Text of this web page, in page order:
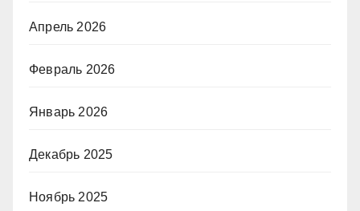
Апрель 2026
Февраль 2026
Январь 2026
Декабрь 2025
Ноябрь 2025